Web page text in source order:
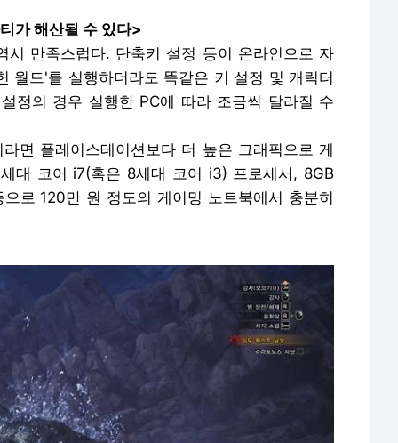
가 해산될 수 있다>
만족스럽다. 단축키 설정 등이 온라인으로 자
월드'를 실행하더라도 똑같은 키 설정 및 캐릭터
정의 경우 실행한 PC에 따라 조금씩 달라질 수
면 플레이스테이션보다 더 높은 그래픽으로 게
대 코어 i7(혹은 8세대 코어 i3) 프로세서, 8GB
로 120만 원 정도의 게이밍 노트북에서 충분히